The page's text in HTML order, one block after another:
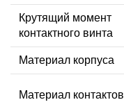
Крутящий момент
контактного винта
Материал корпуса
Материал контактов